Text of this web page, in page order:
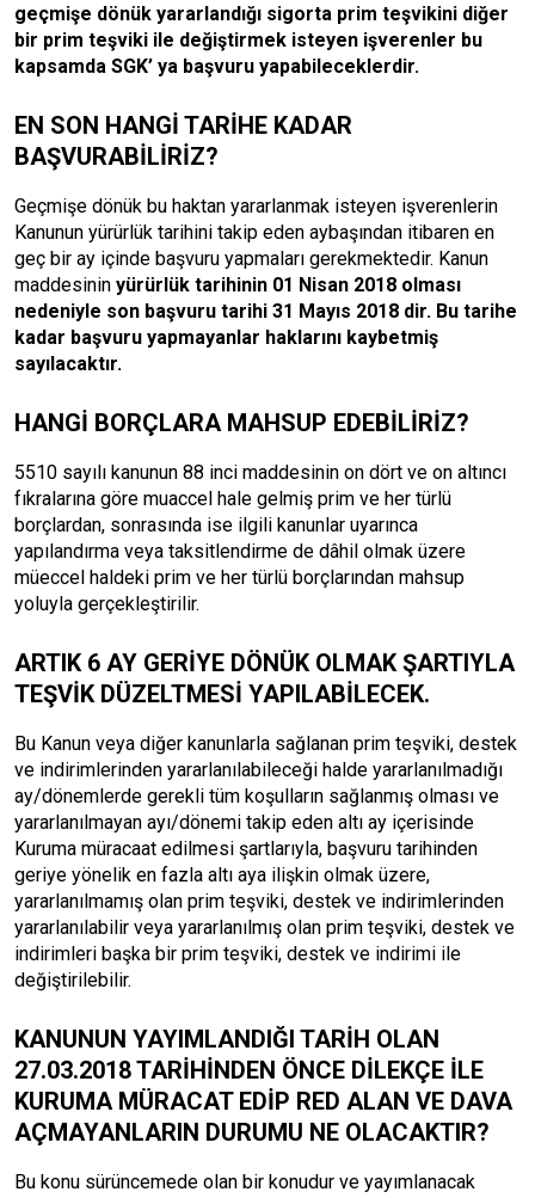
geçmişe dönük yararlandığı sigorta prim teşvikini diğer
bir prim teşviki ile değiştirmek isteyen işverenler bu
kapsamda SGK’ ya başvuru yapabileceklerdir.
EN SON HANGİ TARİHE KADAR
BAŞVURABİLİRİZ?
Geçmişe dönük bu haktan yararlanmak isteyen işverenlerin
Kanunun yürürlük tarihini takip eden aybaşından itibaren en
geç bir ay içinde başvuru yapmaları gerekmektedir. Kanun
maddesinin yürürlük tarihinin 01 Nisan 2018 olması
nedeniyle son başvuru tarihi 31 Mayıs 2018 dir. Bu tarihe
kadar başvuru yapmayanlar haklarını kaybetmiş
sayılacaktır.
HANGİ BORÇLARA MAHSUP EDEBİLİRİZ?
5510 sayılı kanunun 88 inci maddesinin on dört ve on altıncı
fıkralarına göre muaccel hale gelmiş prim ve her türlü
borçlardan, sonrasında ise ilgili kanunlar uyarınca
yapılandırma veya taksitlendirme de dâhil olmak üzere
müeccel haldeki prim ve her türlü borçlarından mahsup
yoluyla gerçekleştirilir.
ARTIK 6 AY GERİYE DÖNÜK OLMAK ŞARTIYLA
TEŞVİK DÜZELTMESİ YAPILABİLECEK.
Bu Kanun veya diğer kanunlarla sağlanan prim teşviki, destek
ve indirimlerinden yararlanılabileceği halde yararlanılmadığı
ay/dönemlerde gerekli tüm koşulların sağlanmış olması ve
yararlanılmayan ayı/dönemi takip eden altı ay içerisinde
Kuruma müracaat edilmesi şartlarıyla, başvuru tarihinden
geriye yönelik en fazla altı aya ilişkin olmak üzere,
yararlanılmamış olan prim teşviki, destek ve indirimlerinden
yararlanılabilir veya yararlanılmış olan prim teşviki, destek ve
indirimleri başka bir prim teşviki, destek ve indirimi ile
değiştirilebilir.
KANUNUN YAYIMLANDIĞI TARİH OLAN
27.03.2018 TARİHİNDEN ÖNCE DİLEKÇE İLE
KURUMA MÜRACAT EDİP RED ALAN VE DAVA
AÇMAYANLARIN DURUMU NE OLACAKTIR?
Bu konu sürüncemede olan bir konudur ve yayımlanacak